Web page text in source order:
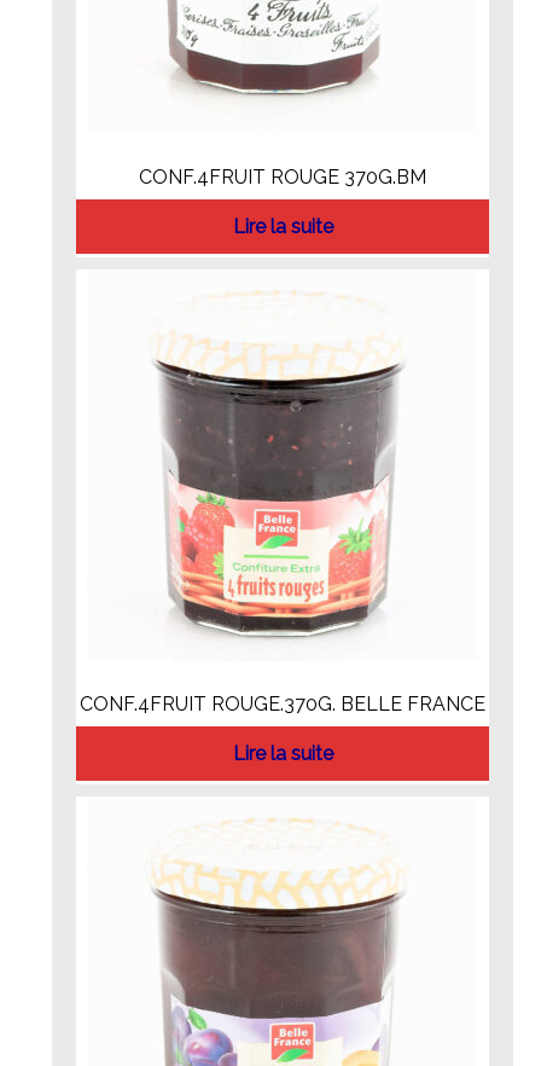
CONF.4FRUIT ROUGE 370G.BM
Lire la suite
CONF.4FRUIT ROUGE.370G. BELLE FRANCE
Lire la suite